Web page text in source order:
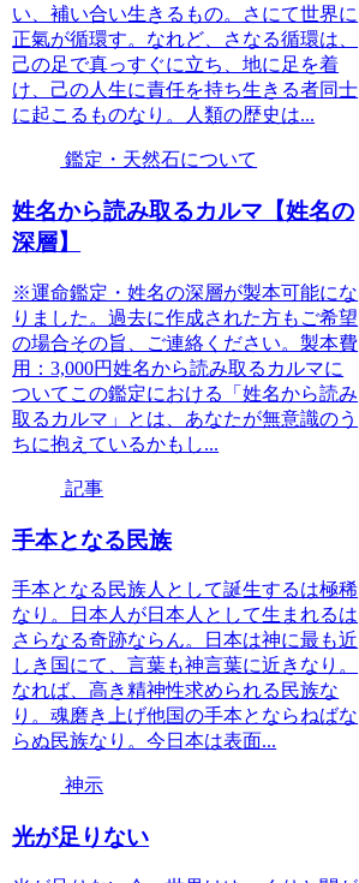
い、補い合い生きるもの。さにて世界に
正氣が循環す。なれど、さなる循環は、
己の足で真っすぐに立ち、地に足を着
け、己の人生に責任を持ち生きる者同士
に起こるものなり。人類の歴史は...
鑑定・天然石について
姓名から読み取るカルマ【姓名の
深層】
※運命鑑定・姓名の深層が製本可能にな
りました。過去に作成された方もご希望
の場合その旨、ご連絡ください。製本費
用：3,000円姓名から読み取るカルマに
ついてこの鑑定における「姓名から読み
取るカルマ」とは、あなたが無意識のう
ちに抱えているかもし...
記事
手本となる民族
手本となる民族人として誕生するは極稀
なり。日本人が日本人として生まれるは
さらなる奇跡ならん。日本は神に最も近
しき国にて、言葉も神言葉に近きなり。
なれば、高き精神性求められる民族な
り。魂磨き上げ他国の手本とならねばな
らぬ民族なり。今日本は表面...
神示
光が足りない